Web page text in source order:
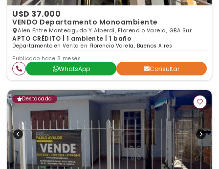
USD 37.000
VENDO Departamento Monoambiente
Alen Entre Monteagudo Y Alberdi, Florencio Varela, GBA Sur
APTO CRÉDITO | 1 ambiente | 1 baño
Departamento en Venta en Florencio Varela, Buenos Aires
Publicado hace 8 meses
WhatsApp Consultar
Destacada